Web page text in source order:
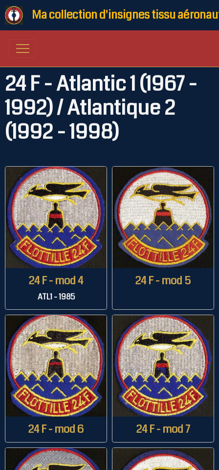
Ma collection d'insignes tissu
24 F - Atlantic 1 (1967 -
1992) / Atlantique 2
(1992 - 1998)
24 F - mod 4
ATL1 - 1985
24 F - mod 5
24 F - mod 6 24 F - mod 7